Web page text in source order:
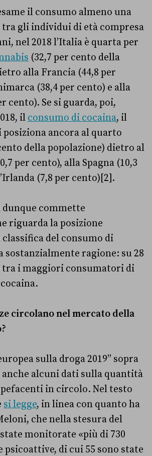
il consumo almeno una
gli individui di età compresa
nel 2018 l’Italia è quarta per
(32,7 per cento della
alla Francia (44,8 per
(38,4 per cento) e alla
cento). Se si guarda, poi,
il consumo di cocaina, il
posiziona ancora al quarto
della popolazione) dietro al
per cento), alla Spagna (10,3
(7,8 per cento)[2].
commette
riguarda la posizione
del consumo di
sostanzialmente ragione: su 28
tra i maggiori consumatori di
circolano nel mercato della
sulla droga 2019” sopra
alcuni dati sulla quantità
in circolo. Nel testo
si legge, in linea con quanto ha
che nella stesura del
monitorate «più di 730
psicoattive, di cui 55 sono state